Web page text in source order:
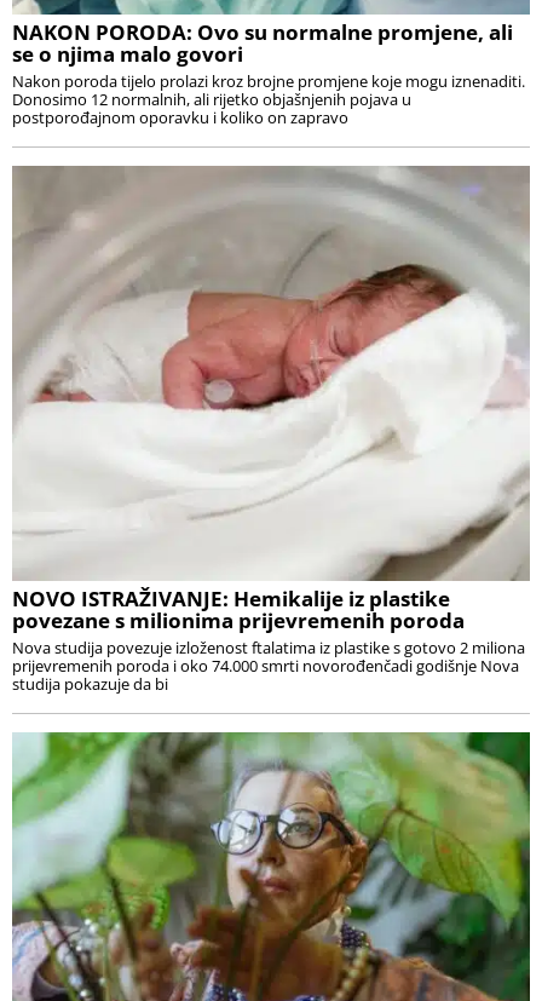
NAKON PORODA: Ovo su normalne promjene, ali
se o njima malo govori
Nakon poroda tijelo prolazi kroz brojne promjene koje mogu iznenaditi.
Donosimo 12 normalnih, ali rijetko objašnjenih pojava u
postporođajnom oporavku i koliko on zapravo
NOVO ISTRAŽIVANJE: Hemikalije iz plastike
povezane s milionima prijevremenih poroda
Nova studija povezuje izloženost ftalatima iz plastike s gotovo 2 miliona
prijevremenih poroda i oko 74.000 smrti novorođenčadi godišnje Nova
studija pokazuje da bi